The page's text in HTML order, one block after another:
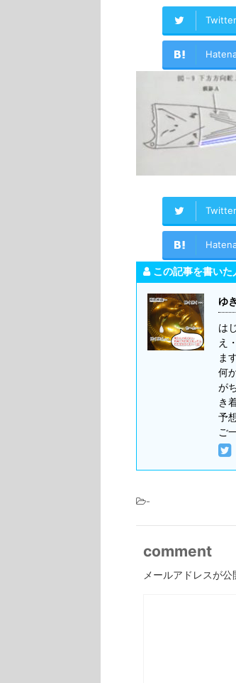
Twitter
Twitter
この記事を書いた
ゆ
は
え
ま
何
が
き
予
ご
-
comment
メールアドレスが公